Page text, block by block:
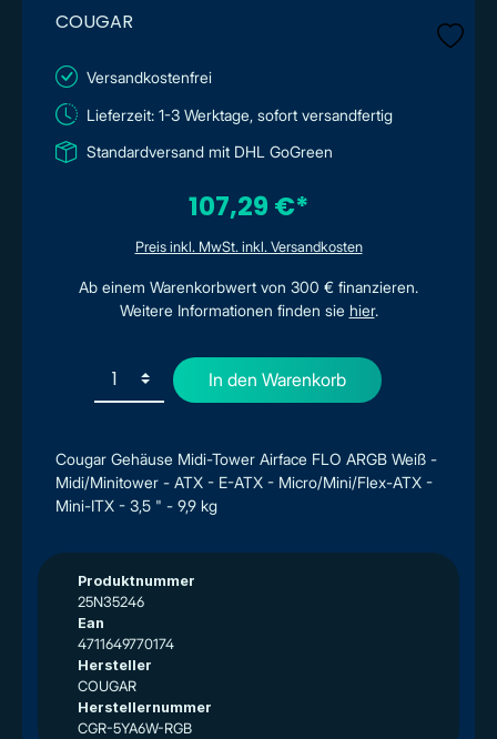
COUGAR
Cougar Gehäuse Midi-Tower Airface FLO ARGB Weiß -
Midi/Minitower - ATX - E-ATX - Micro/Mini/Flex-ATX -
Mini-ITX - 3,5 " - 9,9 kg
Produktnummer
25N35246
Ean
4711649770174
Hersteller
COUGAR
Herstellernummer
CGR-5YA6W-RGB
Versandkostenfrei
Lieferzeit: 1-3 Werktage, sofort versandfertig
Standardversand mit DHL GoGreen
107,29 €*
Preis inkl. MwSt. inkl. Versandkosten
Ab einem Warenkorbwert von 300 € finanzieren.
Weitere Informationen finden sie hier.
In den Warenkorb